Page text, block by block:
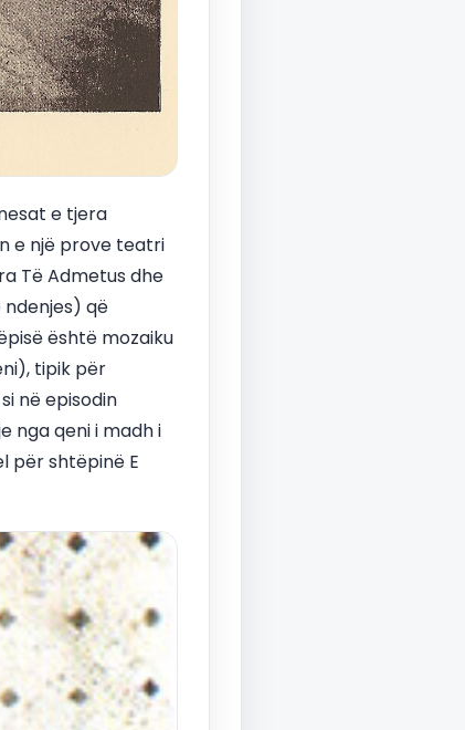
e tjera
e një prove teatri
Të Admetus dhe
që
është mozaiku
tipik për
në episodin
nga qeni i madh i
për shtëpinë E